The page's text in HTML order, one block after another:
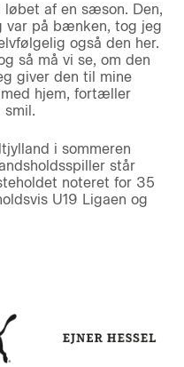
løbet af en sæson. Den,
var på bænken, tog jeg
også den her.
så må vi se, om den
giver den til mine
hjem, fortæller
smil.
i sommeren
står
noteret for 35
U19 Ligaen og